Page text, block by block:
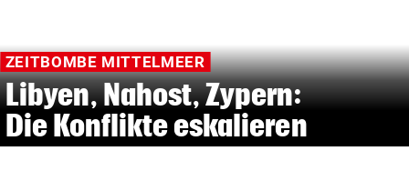
ZEITBOMBE MITTELMEER
Libyen, Nahost, Zypern:
Die Konflikte eskalieren